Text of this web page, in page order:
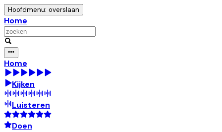
Hoofdmenu: overslaan
Home
Home
Kijken
Luisteren
Doen